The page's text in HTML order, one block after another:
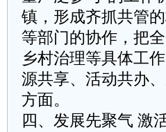
镇，形成齐抓共管
等部门的协作，把
乡村治理等具体工
源共享、活动共办
方面。
四、发展先聚气 激